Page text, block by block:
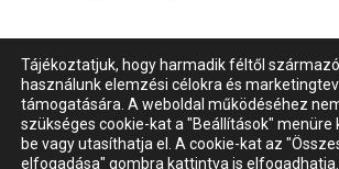
Impresszum Szerzői jogok
Kapcsolat
Adatvédelmi nyilatkozat
Süti (cookie) beállítások
Tájékoztatjuk, hogy harmadik féltől
használunk elemzési célokra és
támogatására. A weboldal működéséhez
szükséges cookie-kat a "Beállítások"
be vagy utasíthatja el. A cookie-kat az
elfogadása" gombra kattintva is